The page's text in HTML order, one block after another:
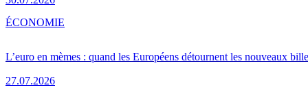
L’euro en mèmes : quand les Européens détournent les nouveaux
27.07.2026
ÉCONOMIE